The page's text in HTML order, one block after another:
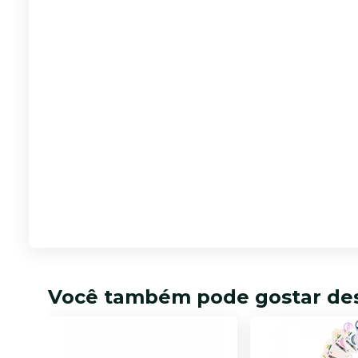
Você também pode gostar